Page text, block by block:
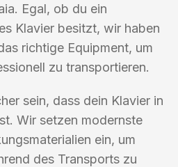
Egal, ob du ein
Klavier besitzt, wir haben
richtige Equipment, um
zu transportieren.
sein, dass dein Klavier in
Wir setzen modernste
ein, um
des Transports zu